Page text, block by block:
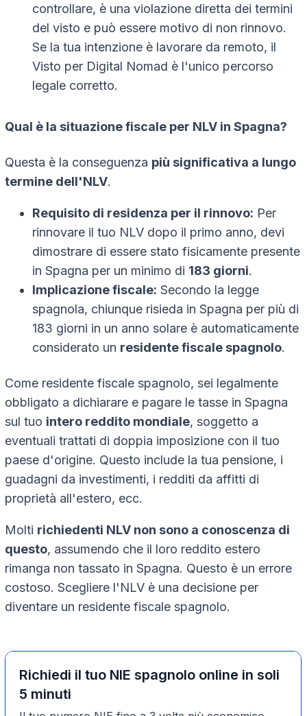
controllare, è una violazione diretta dei termini
del visto e può essere motivo di non rinnovo.
Se la tua intenzione è lavorare da remoto, il
Visto per Digital Nomad è l'unico percorso
legale corretto.
Qual è la situazione fiscale per NLV in Spagna?
Questa è la conseguenza più significativa a lungo
termine dell'NLV.
Requisito di residenza per il rinnovo: Per
rinnovare il tuo NLV dopo il primo anno, devi
dimostrare di essere stato fisicamente presente
in Spagna per un minimo di 183 giorni.
Implicazione fiscale: Secondo la legge
spagnola, chiunque risieda in Spagna per più di
183 giorni in un anno solare è automaticamente
considerato un residente fiscale spagnolo.
Come residente fiscale spagnolo, sei legalmente
obbligato a dichiarare e pagare le tasse in Spagna
sul tuo intero reddito mondiale, soggetto a
eventuali trattati di doppia imposizione con il tuo
paese d'origine. Questo include la tua pensione, i
guadagni da investimenti, i redditi da affitti di
proprietà all'estero, ecc.
Molti richiedenti NLV non sono a conoscenza di
questo, assumendo che il loro reddito estero
rimanga non tassato in Spagna. Questo è un errore
costoso. Scegliere l'NLV è una decisione per
diventare un residente fiscale spagnolo.
Richiedi il tuo NIE spagnolo online in soli
5 minuti